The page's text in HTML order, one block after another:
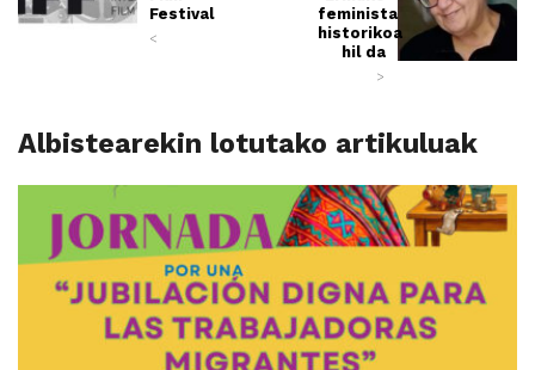
Festival
<
feminista
historikoa
hil da
>
Albistearekin lotutako artikuluak